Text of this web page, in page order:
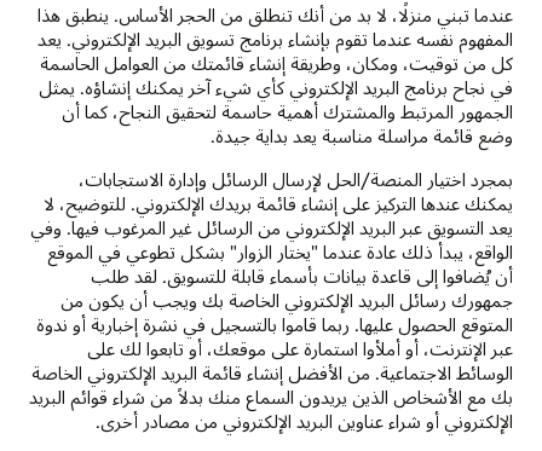
عندما تبني منزلًا، لا بد من أنك تنطلق من الحجر الأساس. ينطبق هذا
المفهوم نفسه عندما تقوم بإنشاء برنامج تسويق البريد الإلكتروني. يعد
كل من توقيت، ومكان، وطريقة إنشاء قائمتك من العوامل الحاسمة
في نجاح برنامج البريد الإلكتروني كأي شيء آخر يمكنك إنشاؤه. يمثل
الجمهور المرتبط والمشترك أهمية حاسمة لتحقيق النجاح، كما أن
وضع قائمة مراسلة مناسبة يعد بداية جيدة.
بمجرد اختيار المنصة/الحل لإرسال الرسائل وإدارة الاستجابات،
يمكنك عندها التركيز على إنشاء قائمة بريدك الإلكتروني. للتوضيح، لا
يعد التسويق عبر البريد الإلكتروني من الرسائل غير المرغوب فيها. وفي
الواقع، يبدأ ذلك عادة عندما "يختار الزوار" بشكل تطوعي في الموقع
أن يُضافوا إلى قاعدة بيانات بأسماء قابلة للتسويق. لقد طلب
جمهورك رسائل البريد الإلكتروني الخاصة بك ويجب أن يكون من
المتوقع الحصول عليها. ربما قاموا بالتسجيل في نشرة إخبارية أو ندوة
عبر الإنترنت، أو أملأوا استمارة على موقعك، أو تابعوا لك على
الوسائط الاجتماعية. من الأفضل إنشاء قائمة البريد الإلكتروني الخاصة
بك مع الأشخاص الذين يريدون السماع منك بدلاً من شراء قوائم البريد
الإلكتروني أو شراء عناوين البريد الإلكتروني من مصادر أخرى.